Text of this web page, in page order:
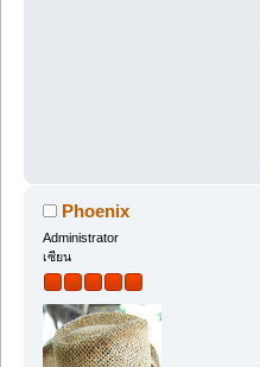
Phoenix
Administrator
เซียน